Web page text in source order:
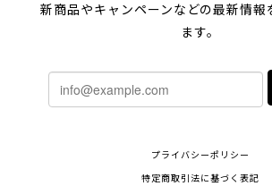
新商品やキャンペーンなどの最新情報
ます。
プライバシーポリシー
特定商取引法に基づく表記